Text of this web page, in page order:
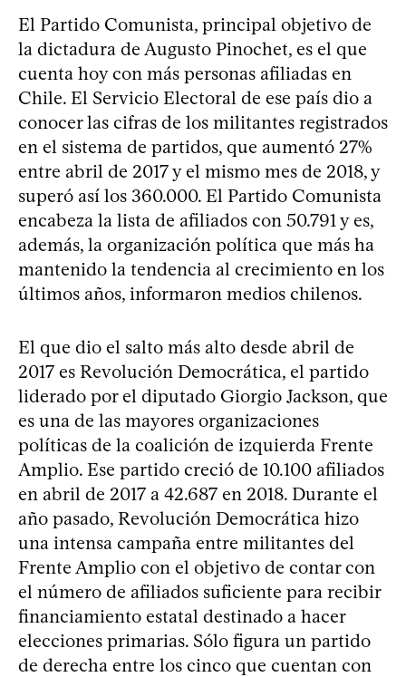
El Partido Comunista, principal objetivo de
la dictadura de Augusto Pinochet, es el que
cuenta hoy con más personas afiliadas en
Chile. El Servicio Electoral de ese país dio a
conocer las cifras de los militantes registrados
en el sistema de partidos, que aumentó 27%
entre abril de 2017 y el mismo mes de 2018, y
superó así los 360.000. El Partido Comunista
encabeza la lista de afiliados con 50.791 y es,
además, la organización política que más ha
mantenido la tendencia al crecimiento en los
últimos años, informaron medios chilenos.
El que dio el salto más alto desde abril de
2017 es Revolución Democrática, el partido
liderado por el diputado Giorgio Jackson, que
es una de las mayores organizaciones
políticas de la coalición de izquierda Frente
Amplio. Ese partido creció de 10.100 afiliados
en abril de 2017 a 42.687 en 2018. Durante el
año pasado, Revolución Democrática hizo
una intensa campaña entre militantes del
Frente Amplio con el objetivo de contar con
el número de afiliados suficiente para recibir
financiamiento estatal destinado a hacer
elecciones primarias. Sólo figura un partido
de derecha entre los cinco que cuentan con